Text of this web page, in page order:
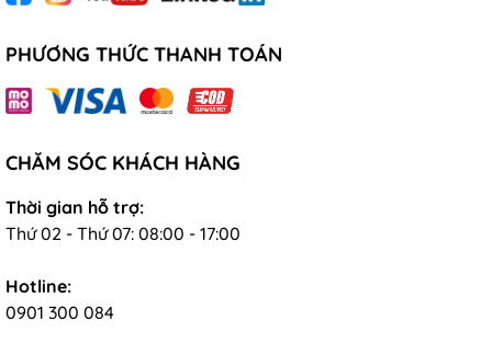
PHƯƠNG THỨC THANH TOÁN
CHĂM SÓC KHÁCH HÀNG
Thời gian hỗ trợ:
Thứ 02 - Thứ 07: 08:00 - 17:00
Hotline:
0901 300 084